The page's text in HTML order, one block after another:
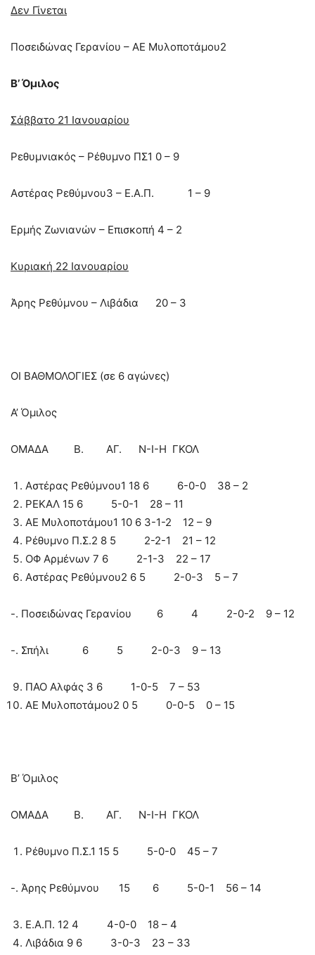
Δεν Γίνεται
Ποσειδώνας Γερανίου – ΑΕ Μυλοποτάμου2
Β’ Όμιλος
Σάββατο 21 Ιανουαρίου
Ρεθυμνιακός – Ρέθυμνο ΠΣ1 0 – 9
Αστέρας Ρεθύμνου3 – Ε.Α.Π. 1 – 9
Ερμής Ζωνιανών – Επισκοπή 4 – 2
Κυριακή 22 Ιανουαρίου
Άρης Ρεθύμνου – Λιβάδια 20 – 3
ΟΙ ΒΑΘΜΟΛΟΓΙΕΣ (σε 6 αγώνες)
Α’ Όμιλος
ΟΜΑΔΑ Β. ΑΓ. Ν-Ι-Η ΓΚΟΛ
Αστέρας Ρεθύμνου1 18 6 6-0-0 38 – 2
ΡΕΚΑΛ 15 6 5-0-1 28 – 11
ΑΕ Μυλοποτάμου1 10 6 3-1-2 12 – 9
Ρέθυμνο Π.Σ.2 8 5 2-2-1 21 – 12
ΟΦ Αρμένων 7 6 2-1-3 22 – 17
Αστέρας Ρεθύμνου2 6 5 2-0-3 5 – 7
-. Ποσειδώνας Γερανίου 6 4 2-0-2 9 – 12
-. Σπήλι 6 5 2-0-3 9 – 13
ΠΑΟ Αλφάς 3 6 1-0-5 7 – 53
ΑΕ Μυλοποτάμου2 0 5 0-0-5 0 – 15
Β’ Όμιλος
ΟΜΑΔΑ Β. ΑΓ. Ν-Ι-Η ΓΚΟΛ
Ρέθυμνο Π.Σ.1 15 5 5-0-0 45 – 7
-. Άρης Ρεθύμνου 15 6 5-0-1 56 – 14
Ε.Α.Π. 12 4 4-0-0 18 – 4
Λιβάδια 9 6 3-0-3 23 – 33